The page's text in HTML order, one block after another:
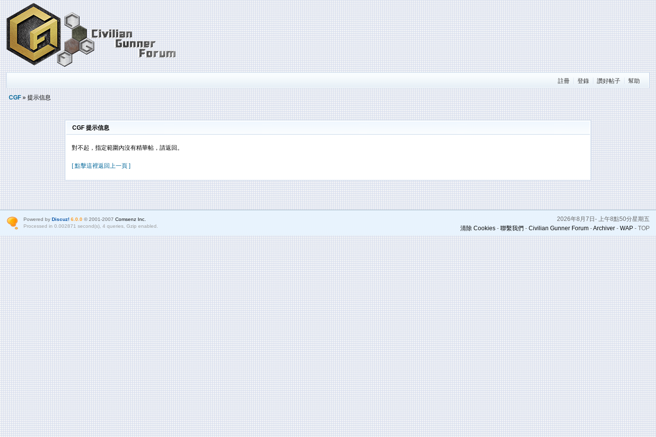
註冊 登錄 讚好帖子 幫助
CGF» 提示信息
CGF 提示信息
對不起，指定範圍內沒有精華帖，請返回。
[ 點擊這裡返回上一頁 ]
2026年8月7日- 上午8點50分星期五
清除 Cookies- 聯繫我們 - Civilian Gunner Forum-Archiver- WAP- TOP
Powered byDiscuz! 6.0.0 © 2001-2007Comsenz Inc.
Processed in 0.002871 second(s), 4 queries, Gzip enabled.